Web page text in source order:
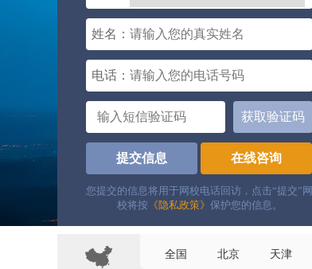
姓名：
电话：
获取验证码
提交信息 在线咨询
您提交的信息将用于网校电话回访，点击“提交”网
校将按 《隐私政策》 保护您的信息。
全国 北京 天津